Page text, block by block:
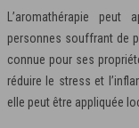
L’aromathérapie
personnes souffrant de
connue pour ses
réduire le stress et
elle peut être appliquée